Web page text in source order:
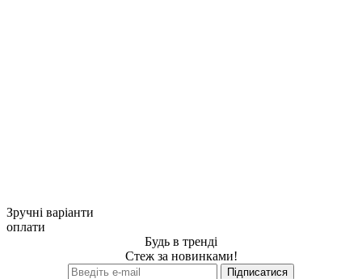
Зручні варіанти
оплати
Будь в тренді
Стеж за новинками!